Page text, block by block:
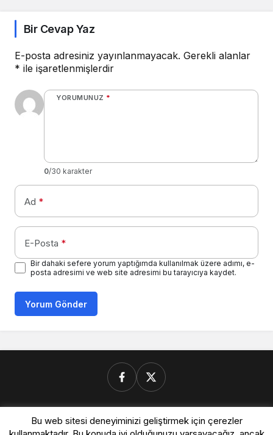
Bir Cevap Yaz
E-posta adresiniz yayınlanmayacak. Gerekli alanlar
* ile işaretlenmişlerdir
YORUMUNUZ *
0/30 karakter
Ad *
E-Posta *
Bir dahaki sefere yorum yaptığımda kullanılmak üzere adımı, e-
posta adresimi ve web site adresimi bu tarayıcıya kaydet.
Yorum Gönder
Donanimforum.com
Bu web sitesi deneyiminizi geliştirmek için çerezler